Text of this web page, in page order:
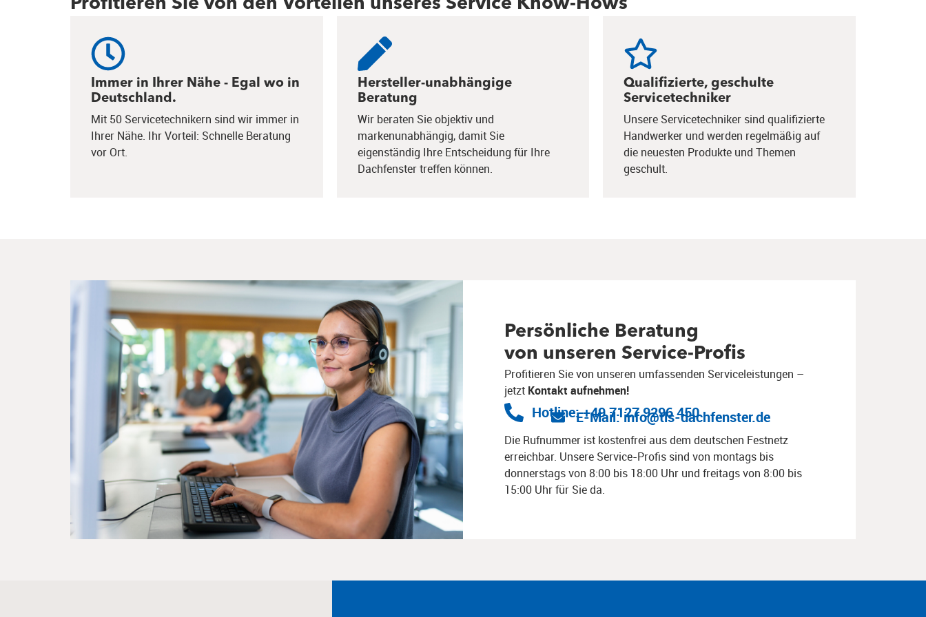
Profitieren Sie von den Vorteilen unseres Service Know-Hows
Immer in Ihrer Nähe - Egal wo in
Deutschland.
Mit 50 Servicetechnikern sind wir immer in
Ihrer Nähe. Ihr Vorteil: Schnelle Beratung
vor Ort.
Hersteller-unabhängige
Beratung
Wir beraten Sie objektiv und
markenunabhängig, damit Sie
eigenständig Ihre Entscheidung für Ihre
Dachfenster treffen können.
Qualifizierte, geschulte
Servicetechniker
Unsere Servicetechniker sind qualifizierte
Handwerker und werden regelmäßig auf
die neuesten Produkte und Themen
geschult.
Persönliche Beratung
von unseren Service-Profis
Profitieren Sie von unseren umfassenden Serviceleistungen –
jetzt Kontakt aufnehmen!
Hotline: +49 7127 9296 450
E-Mail: info@tls-dachfenster.de
Die Rufnummer ist kostenfrei aus dem deutschen Festnetz
erreichbar. Unsere Service-Profis sind von montags bis
donnerstags von 8:00 bis 18:00 Uhr und freitags von 8:00 bis
15:00 Uhr für Sie da.